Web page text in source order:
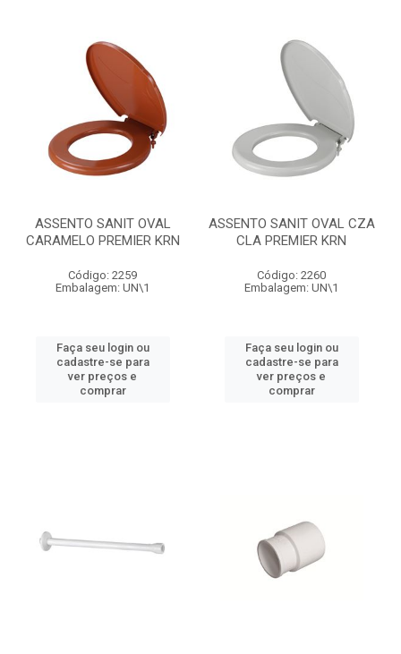
ASSENTO SANIT OVAL
CARAMELO PREMIER KRN
Código: 2259
Embalagem: UN\1
Faça seu login ou
cadastre-se para
ver preços e
comprar
ASSENTO SANIT OVAL CZA
CLA PREMIER KRN
Código: 2260
Embalagem: UN\1
Faça seu login ou
cadastre-se para
ver preços e
comprar